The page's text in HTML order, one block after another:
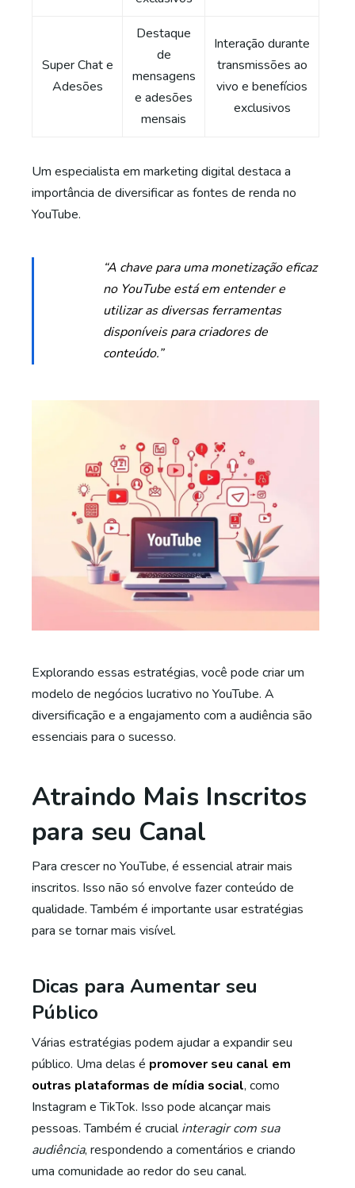
Super Chat e
Adesões
Destaque
de
mensagens
e adesões
mensais
Interação durante
transmissões ao
vivo e benefícios
exclusivos
Um especialista em marketing digital destaca a
importância de diversificar as fontes de renda no
YouTube.
“A chave para uma monetização eficaz
no YouTube está em entender e
utilizar as diversas ferramentas
disponíveis para criadores de
conteúdo.”
Explorando essas estratégias, você pode criar um
modelo de negócios lucrativo no YouTube. A
diversificação e a engajamento com a audiência são
essenciais para o sucesso.
Atraindo Mais Inscritos
para seu Canal
Para crescer no YouTube, é essencial atrair mais
inscritos. Isso não só envolve fazer conteúdo de
qualidade. Também é importante usar estratégias
para se tornar mais visível.
Dicas para Aumentar seu
Público
Várias estratégias podem ajudar a expandir seu
público. Uma delas é promover seu canal em
outras plataformas de mídia social, como
Instagram e TikTok. Isso pode alcançar mais
pessoas. Também é crucialinteragir com sua
audiência, respondendo a comentários e criando
uma comunidade ao redor do seu canal.